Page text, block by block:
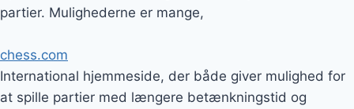
partier. Mulighederne er mange,
chess.com
International hjemmeside, der både giver mulighed for
at spille partier med længere betænkningstid og